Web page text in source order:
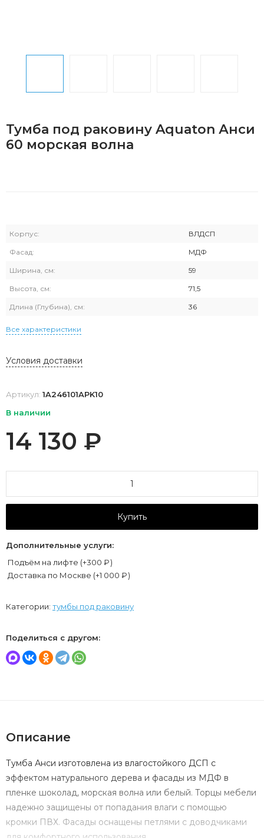
Тумба под раковину Aquaton Анси
60 морская волна
Корпус: ВЛДСП
Фасад: МДФ
Ширина, см: 59
Высота, см: 71,5
Длина (Глубина), см: 36
Все характеристики
Условия доставки
Артикул: 1A246101APK10
В наличии
14 130 ₽
Купить
Дополнительные услуги:
Подъём на лифте (+300 ₽)
Доставка по Москве (+1 000 ₽)
Категории: тумбы под раковину
Поделиться с другом:
Описание
Тумба Анси изготовлена из влагостойкого ДСП с
эффектом натурального дерева и фасады из МДФ в
пленке шоколад, морская волна или белый. Торцы мебели
надежно защищены от попадания влаги с помощью
кромки ПВХ. Фасады оснащены петлями с доводчиками